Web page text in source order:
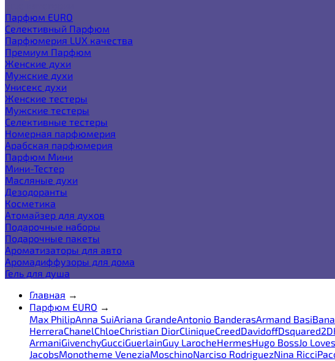
Парфюм EURO
Селективный Парфюм
Парфюмерия LUX качества
Премиум Парфюм
Женские духи
Мужские духи
Унисекс духи
Женские тестеры
Мужские тестеры
Селективные тестеры
Номерная парфюмерия
Арабская парфюмерия
Парфюм Мини
Мини-Тестер
Масляные духи
Дезодоранты
Косметика
Атомайзер для духов
Подарочные наборы
Подарочные пакеты
Ароматизаторы для авто
Аромадиффузоры для дома
Гель для душа
Главная →
Парфюм EURO →
Max PhilipAnna SuiAriana GrandeAntonio BanderasArmand Basi
HerreraChanelChloeChristian DiorCliniqueCreedDavidoffDsquared2
ArmaniGivenchyGucciGuerlainGuy LarocheHermesHugo BossJo Loves
JacobsMonotheme VeneziaMoschinoNarciso RodriguezNina Ricci